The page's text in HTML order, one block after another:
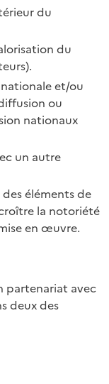
du
du
nationale et/ou
ou
nationaux
un autre
éléments de
la notoriété
en œuvre.
partenariat avec
deux des